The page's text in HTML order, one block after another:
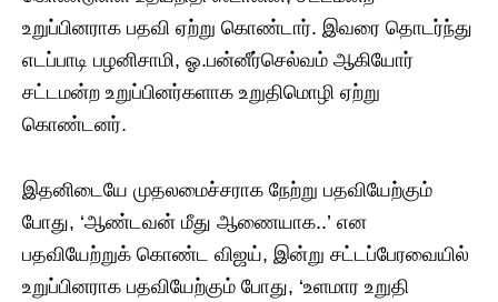
உறுப்பினராக பதவி ஏற்று கொண்டார். இவரை தொடர்ந்து
எடப்பாடி பழனிசாமி, ஓ.பன்னீர்செல்வம் ஆகியோர்
சட்டமன்ற உறுப்பினர்களாக உறுதிமொழி ஏற்று
கொண்டனர்.
இதனிடையே முதலமைச்சராக நேற்று பதவியேற்கும்
போது, ‘ஆண்டவன் மீது ஆணையாக..’ என
பதவியேற்றுக் கொண்ட விஜய், இன்று சட்டப்பேரவையில்
உறுப்பினராக பதவியேற்கும் போது, ‘உளமார உறுதி